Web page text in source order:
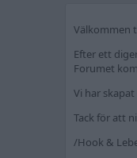
Välkommen
Efter ett
Forumet
Vi har
Tack för att
/Hook &